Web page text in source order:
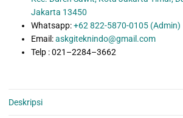
Jakarta 13450
Whatsapp: +62 822-5870-0105 (Admin)
Email:askgiteknindo@gmail.com
Telp : 021–2284–3662
Deskripsi